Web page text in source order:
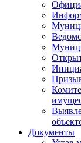
Документы